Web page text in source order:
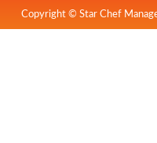
Copyright © Star Chef